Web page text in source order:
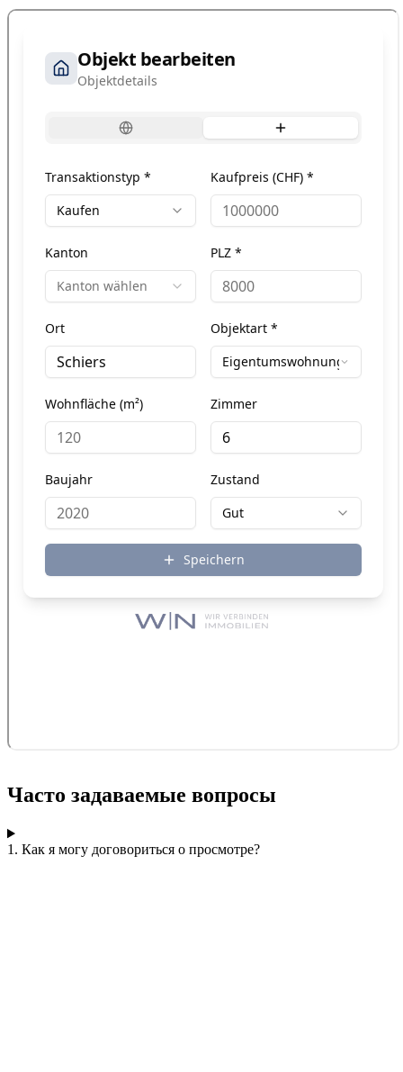
Часто задаваемые вопросы
1. Как я могу договориться о просмотре?